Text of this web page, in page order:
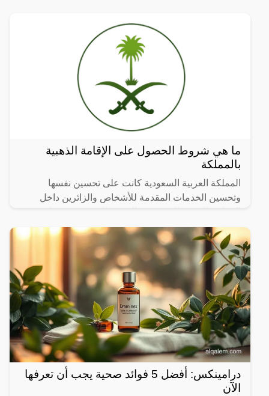
ما هي شروط الحصول على الإقامة الذهبية
بالمملكة
المملكة العربية السعودية كانت على تحسين نفسها
وتحسين الخدمات المقدمة للأشخاص والزائرين داخل
المستثمرين كافة
درامينكس: أفضل 5 فوائد صحية يجب أن تعرفها
الآن